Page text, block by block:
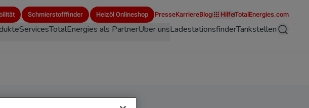
ServicesTotalEnergies als PartnerÜber unsLadestationsfinderTankstellen Suche
Schmierstofffinder Heizöl Onlineshop PresseKarriereBlog HilfeTotalEnergies.com